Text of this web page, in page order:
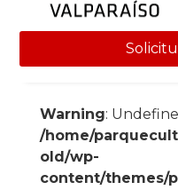
Warning:
/home/
old/wp-
content/themes/